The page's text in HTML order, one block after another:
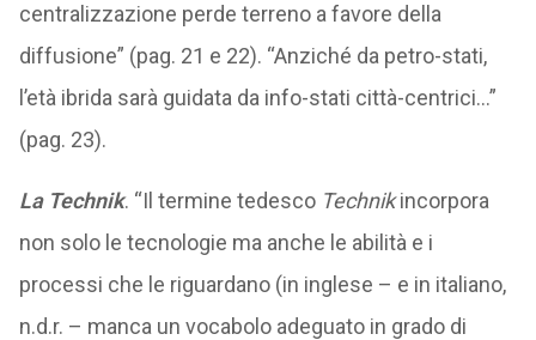
centralizzazione perde terreno a favore della
diffusione” (pag. 21 e 22). “Anziché da petro-stati,
l’età ibrida sarà guidata da info-stati città-centrici…”
(pag. 23).
La Technik. “Il termine tedesco Technikincorpora
non solo le tecnologie ma anche le abilità e i
processi che le riguardano (in inglese – e in italiano,
n.d.r. – manca un vocabolo adeguato in grado di